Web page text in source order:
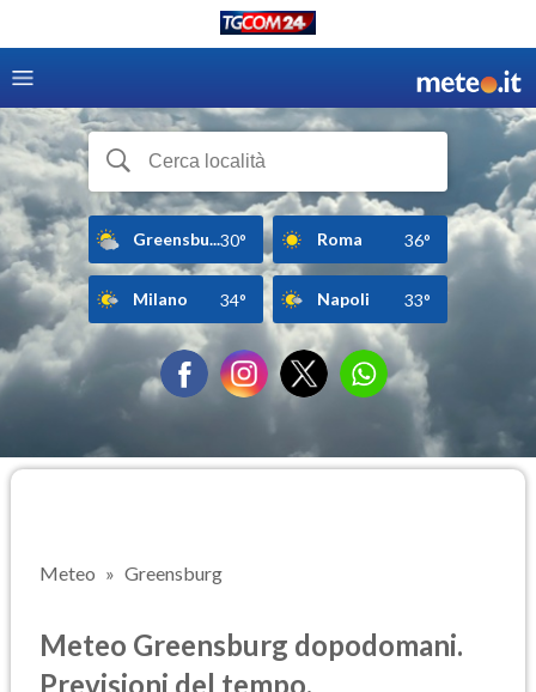
Greensbu...30° Roma 36°
Milano 34° Napoli 33°
Meteo Greensburg
Meteo Greensburg dopodomani.
Previsioni del tempo,